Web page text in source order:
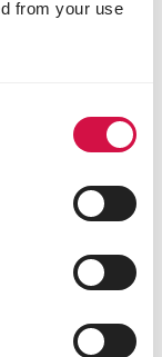
from your use
en
l’EPA (acide
et
favorisant la
digestif. Ils
peau saine
longue et
et donnez à